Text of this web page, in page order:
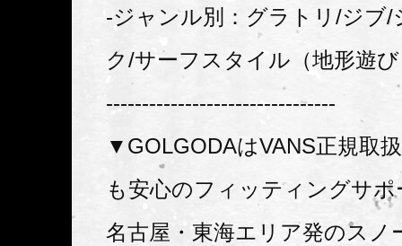
-ジャンル別：グラトリ/ジブ/
ク/サーフスタイル（地形遊
--------------------------------
▼GOLGODAはVANS正規取
も安心のフィッティングサポ
名古屋・東海エリア発のスノ